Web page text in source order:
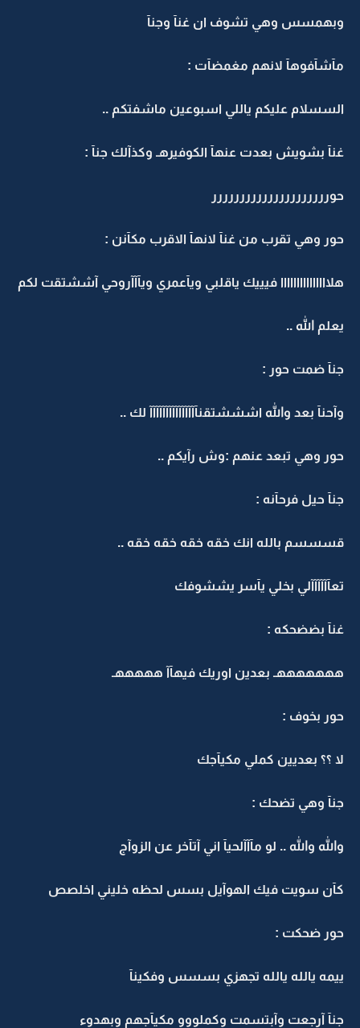
وبهمسس وهي تشوف ان غنآ وجنآ
مآشآفوهآ لانهم مغمضآت :
السسلام عليكم ياللي اسبوعين ماشفتكم ..
غنآ بشويش بعدت عنهآ الكوفيرهـ وكذآلك جنآ :
حوررررررررررررررررررررر
حور وهي تقرب من غنآ لانهآ الاقرب مكآنن :
هلااااااااااااااا فيييك ياقلبي ويآعمري ويآآآروحي آششتقت لكم
يعلم الله ..
جنآ ضمت حور :
وآحنآ بعد والله اشششتقنآآآآآآآآآآآآآآآ لك ..
حور وهي تبعد عنهم :وش رآيكم ..
جنآ حيل فرحآنه :
قسسسم بالله انك خقه خقه خقه خقه ..
تعآآآآآآلي بخلي يآسر يششوفك
غنآ بضضحكه :
هههههههـ بعدين اوريك فيهآآ هههههـ
حور بخوف :
لا ؟؟ بعديين كملي مكيآجك
جنآ وهي تضحك :
والله والله .. لو مآآآلحيآ اني آتآخر عن الزوآج
كآن سويت فيك الهوآيل بسس لحظه خليني اخلصص
حور ضحكت :
ييمه يالله يالله تجهزي بسسس وفكينآ
جنآ آرجعت وآبتسمت وكملووو مكيآجهم وبهدوء